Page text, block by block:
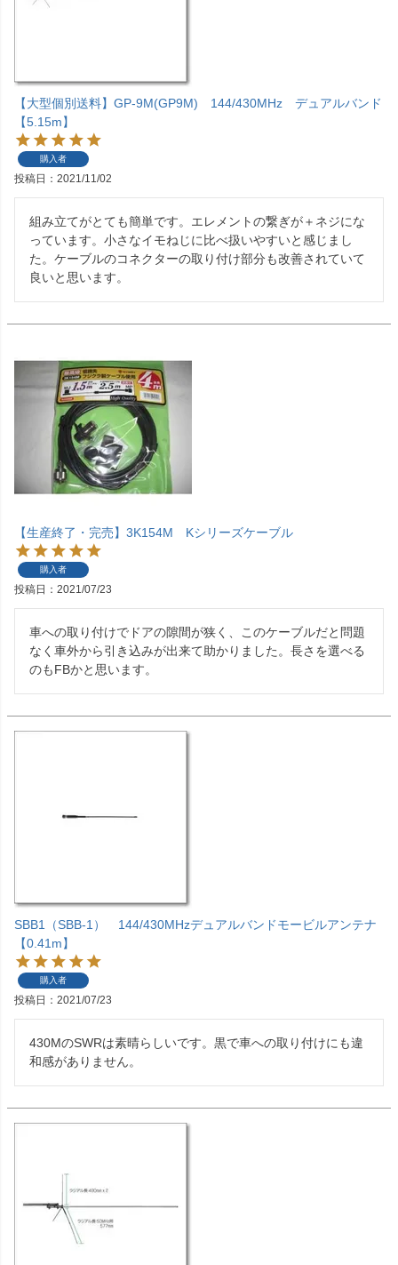
【大型個別送料】GP-9M(GP9M) 144/430MHz デュアルバンド
【5.15m】
購入者
投稿日 2021/11/02
組み立てがとても簡単です。エレメントの繋ぎが＋ネジにな
っています。小さなイモねじに比べ扱いやすいと感じまし
た。ケーブルのコネクターの取り付け部分も改善されていて
良いと思います。
【生産終了・完売】3K154M Kシリーズケーブル
購入者
投稿日 2021/07/23
車への取り付けでドアの隙間が狭く、このケーブルだと問題
なく車外から引き込みが出来て助かりました。長さを選べる
のもFBかと思います。
SBB1（SBB-1） 144/430MHzデュアルバンドモービルアンテナ
【0.41m】
購入者
投稿日 2021/07/23
430MのSWRは素晴らしいです。黒で車への取り付けにも違
和感がありません。